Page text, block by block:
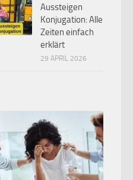
Aussteigen
Konjugation: Alle
Zeiten einfach
erklärt
29 APRIL 2026